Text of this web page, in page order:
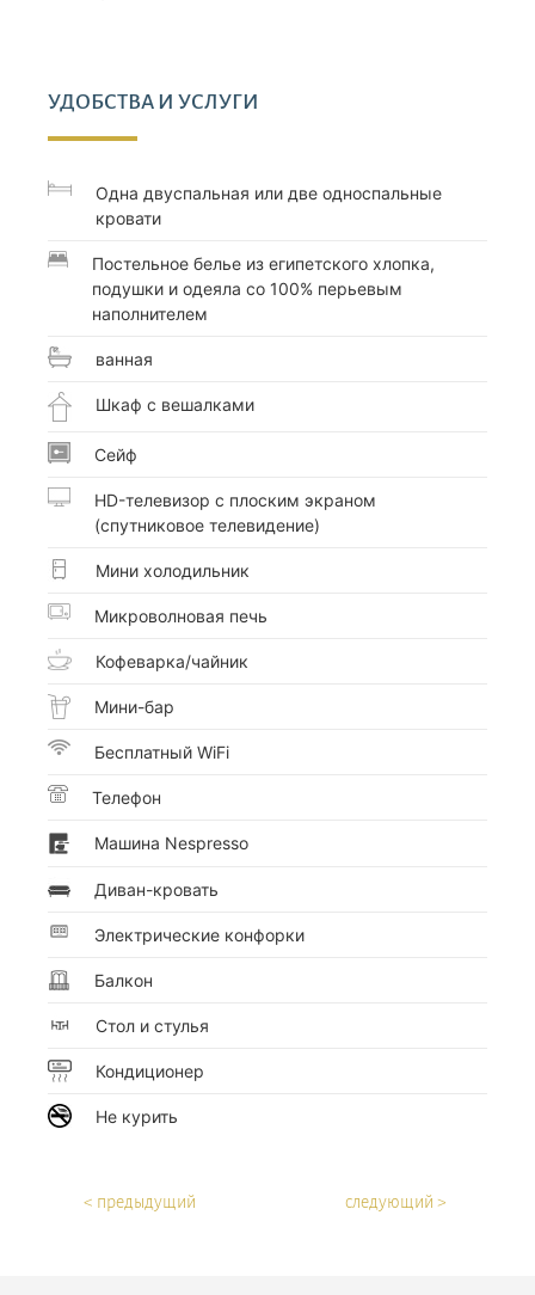
УДОБСТВА И УСЛУГИ
Одна двуспальная или две односпальные
кровати
Постельное белье из египетского хлопка,
подушки и одеяла со 100% перьевым
наполнителем
ванная
Шкаф с вешалками
Сейф
HD-телевизор с плоским экраном
(спутниковое телевидение)
Мини холодильник
Микроволновая печь
Кофеварка/чайник
Мини-бар
Бесплатный WiFi
Телефон
Mашина Nespresso
Диван-кровать
Электрические конфорки
Балкон
Стол и стулья
Кондиционер
Не курить
< предыдущий следующий >